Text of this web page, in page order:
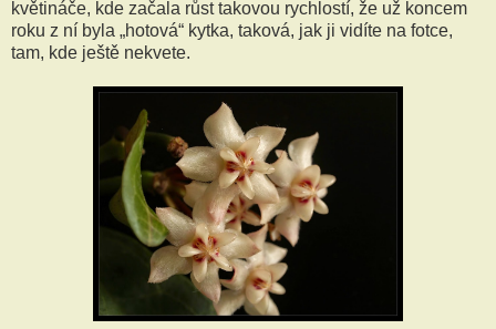
květináče, kde začala růst takovou rychlostí, že už koncem
roku z ní byla „hotová“ kytka, taková, jak ji vidíte na fotce,
tam, kde ještě nekvete.